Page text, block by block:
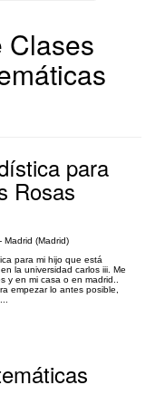
Clases
para
Rosas
Madrid (Madrid)
para mi hijo que está
la universidad carlos iii. Me
y en mi casa o en madrid..
empezar lo antes posible,